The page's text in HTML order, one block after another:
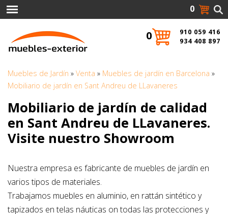
Muebles de Jardín » Venta » Muebles de jardín en Barcelona »
Mobiliario de jardín en Sant Andreu de LLavaneres
Mobiliario de jardín de calidad
en Sant Andreu de LLavaneres.
Visite nuestro Showroom
Nuestra empresa es fabricante de muebles de jardín en
varios tipos de materiales.
Trabajamos muebles en aluminio, en rattán sintético y
tapizados en telas náuticas on todas las protecciones y
910 059 416
934 408 897
0
0